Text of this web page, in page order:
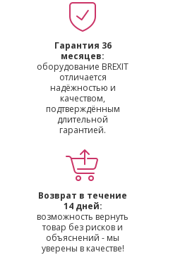
Гарантия 36
месяцев:
оборудование BREXIT
отличается
надёжностью и
качеством,
подтверждённым
длительной
гарантией.
Возврат в течение
14 дней:
возможность вернуть
товар без рисков и
объяснений - мы
уверены в качестве!